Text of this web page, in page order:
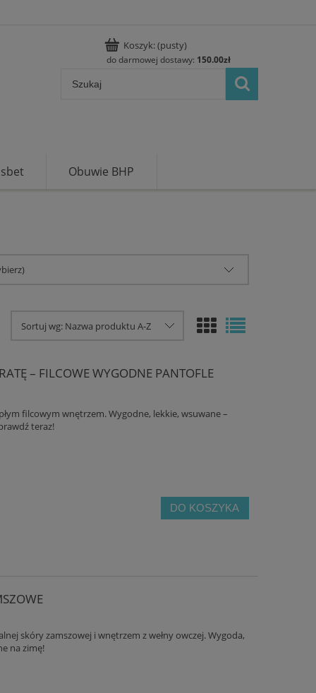
Koszyk:(pusty)
do darmowej dostawy: 150.00zł
Obuwie BHP
Sortuj wg: Nazwa produktu A-Z
– FILCOWE WYGODNE PANTOFLE
filcowym wnętrzem. Wygodne, lekkie, wsuwane –
teraz!
DO KOSZYKA
skóry zamszowej i wnętrzem z wełny owczej. Wygoda,
na zimę!